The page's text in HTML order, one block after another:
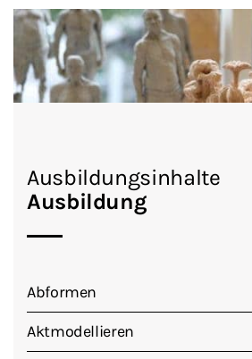
Ausbildungsinhalte
Ausbildung
Abformen
Aktmodellieren